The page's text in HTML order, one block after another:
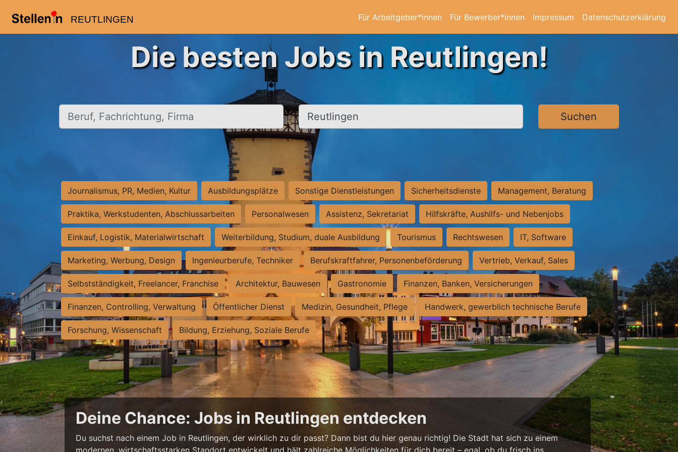
REUTLINGEN Für Arbeitgeber*innen Für Bewerber*innen Impressum Datenschutzerklärung
Die besten Jobs in Reutlingen!
Beruf, Fachrichtung, Firma Ort, Stadt Suchen
Journalismus, PR, Medien, Kultur Ausbildungsplätze Sonstige Dienstleistungen Sicherheitsdienste Management, Beratung
Praktika, Werkstudenten, Abschlussarbeiten Personalwesen Assistenz, Sekretariat Hilfskräfte, Aushilfs- und Nebenjobs
Einkauf, Logistik, Materialwirtschaft Weiterbildung, Studium, duale Ausbildung Tourismus Rechtswesen IT, Software
Marketing, Werbung, Design Ingenieurberufe, Techniker Berufskraftfahrer, Personenbeförderung Vertrieb, Verkauf, Sales
Selbstständigkeit, Freelancer, Franchise Architektur, Bauwesen Gastronomie Finanzen, Banken, Versicherungen
Finanzen, Controlling, Verwaltung Öffentlicher Dienst Medizin, Gesundheit, Pflege Handwerk, gewerblich technische Berufe
Forschung, Wissenschaft Bildung, Erziehung, Soziale Berufe
Deine Chance: Jobs in Reutlingen entdecken
Du suchst nach einem Job in Reutlingen, der wirklich zu dir passt? Dann bist du hier genau richtig! Die Stadt hat sich zu einem